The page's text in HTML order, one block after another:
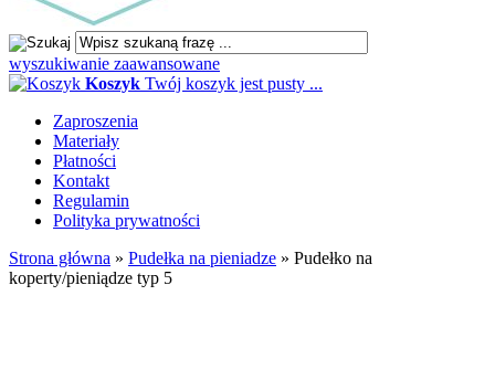
wyszukiwanie zaawansowane
Koszyk Twój koszyk jest pusty ...
Zaproszenia
Materiały
Płatności
Kontakt
Regulamin
Polityka prywatności
Strona główna » Pudełka na pieniadze » Pudełko na
koperty/pieniądze typ 5